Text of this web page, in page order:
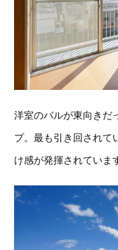
洋室のバルが東向きだ
プ。最も引き回されて
け感が発揮されていま